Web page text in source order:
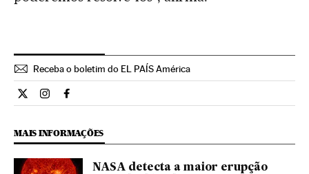
Receba o boletim do EL PAÍS América
Ciencia El País Brasil en Twitter
Ciencia El País Brasil en Instagram
Ciencia El País Brasil en Facebook
MAIS INFORMAÇÕES
NASA detecta a maior erupção